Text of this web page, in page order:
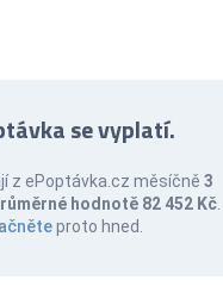
se vyplatí.
z ePoptávka.cz měsíčně3
hodnotě 82 452 Kč.
proto hned.